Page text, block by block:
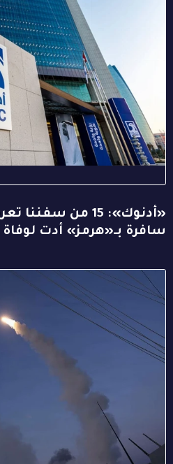
«أدنوك»: 15 من
سافرة بـ«هرمز» أدت